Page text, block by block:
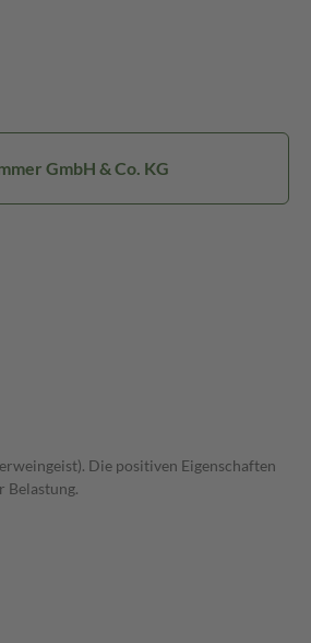
GmbH & Co. KG
Die positiven Eigenschaften
Belastung.